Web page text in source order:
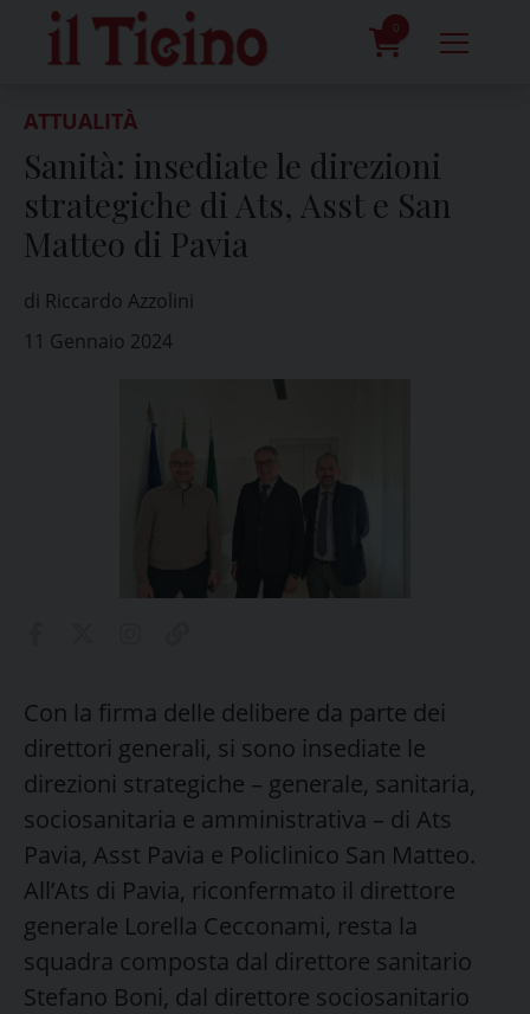
content
0
ATTUALITÀ
Sanità: insediate le direzioni
strategiche di Ats, Asst e San
Matteo di Pavia
di Riccardo Azzolini
11 Gennaio 2024
Con la firma delle delibere da parte dei
direttori generali, si sono insediate le
direzioni strategiche – generale, sanitaria,
sociosanitaria e amministrativa – di Ats
Pavia, Asst Pavia e Policlinico San Matteo.
All’Ats di Pavia, riconfermato il direttore
generale Lorella Cecconami, resta la
squadra composta dal direttore sanitario
Stefano Boni, dal direttore sociosanitario